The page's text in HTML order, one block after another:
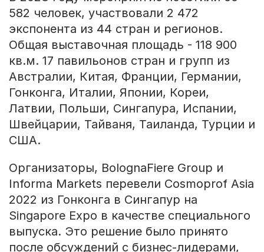
582 человек, участвовали 2 472
экспонента из 44 стран и регионов.
Общая выставочная площадь - 118 900
кв.м. 17 павильонов стран и групп из
Австралии, Китая, Франции, Германии,
Гонконга, Италии, Японии, Кореи,
Латвии, Польши, Сингапура, Испании,
Швейцарии, Тайваня, Таиланда, Турции и
США.
Организаторы, BolognaFiere Group и
Informa Markets перевели Cosmoprof Asia
2022 из Гонконга в Сингапур на
Singapore Expo в качестве специального
выпуска. Это решение было принято
после обсуждений с бизнес-лидерами,